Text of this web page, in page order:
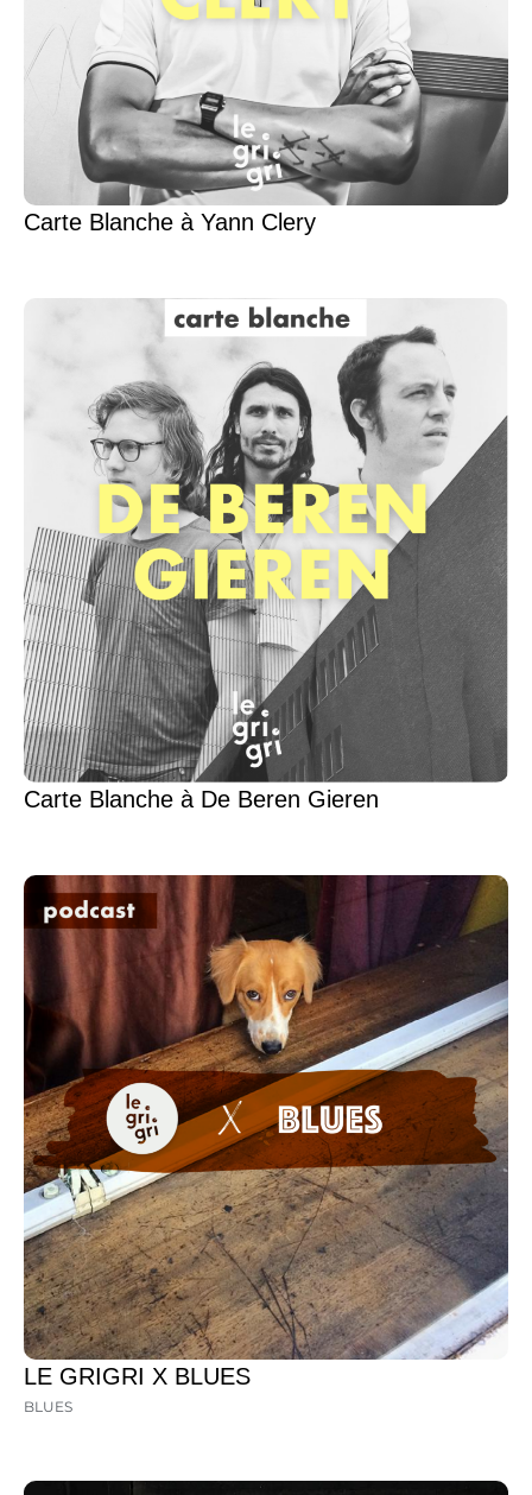
Carte Blanche à Yann Clery
Carte Blanche à De Beren Gieren
LE GRIGRI X BLUES
BLUES